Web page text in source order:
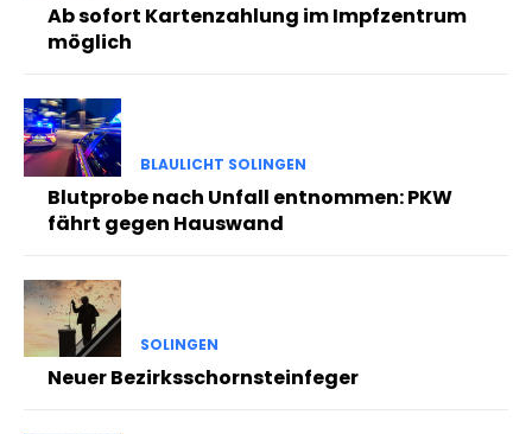
Ab sofort Kartenzahlung im Impfzentrum
möglich
BLAULICHT SOLINGEN
Blutprobe nach Unfall entnommen: PKW
fährt gegen Hauswand
SOLINGEN
Neuer Bezirksschornsteinfeger